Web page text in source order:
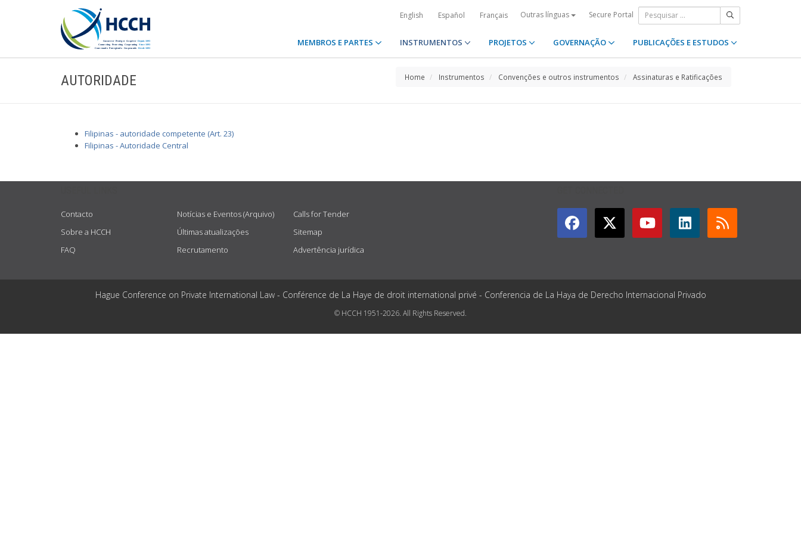
English Español Français Outras línguas Secure Portal
MEMBROS E PARTES INSTRUMENTOS PROJETOS GOVERNAÇÃO PUBLICAÇÕES E ESTUDOS
AUTORIDADE Home Instrumentos Convenções e outros instrumentos Assinaturas e Ratificações
Filipinas - autoridade competente (Art. 23)
Filipinas - Autoridade Central
Contacto
Sobre a HCCH
FAQ
Notícias e Eventos (Arquivo)
Últimas atualizações
Recrutamento
Calls for Tender
Sitemap
Advertência jurídica
Hague Conference on Private International Law - Conférence de La Haye de droit international privé - Conferencia de La Haya de Derecho Internacional Privado
© HCCH 1951-2026. All Rights Reserved.